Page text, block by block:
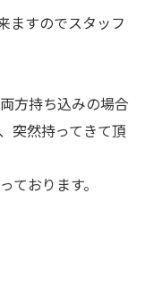
ますのでスタッフ
方持ち込みの場合
突然持ってきて頂
ております。